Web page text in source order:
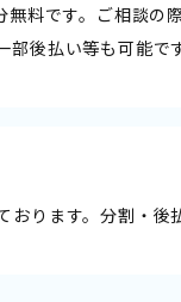
料です。ご相談の
後払い等も可能で
おります。分割・後